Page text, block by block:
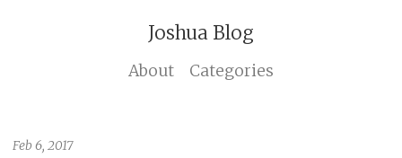
Joshua Blog
About Categories
Feb 6, 2017